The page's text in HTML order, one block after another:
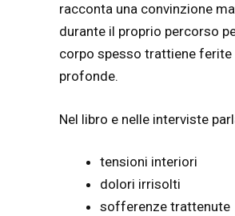
racconta una convinzione
durante il proprio percorso
corpo spesso trattiene ferite
profonde.
Nel libro e nelle interviste
tensioni interiori
dolori irrisolti
sofferenze trattenute